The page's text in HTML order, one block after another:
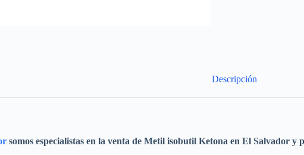
Descripción
somos especialistas en la venta de Metil isobutil Ketona en El Salvador y